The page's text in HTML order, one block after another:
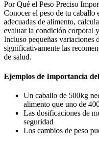
Por Qué el Peso Preciso
Conocer el peso de tu caballo
adecuadas de alimento,
evaluar la condición corporal
Incluso pequeñas variaciones
significativamente las
de salud.
Ejemplos de Importancia
Un caballo de 500kg
alimento que uno de
Las dosificaciones de
seguridad
Los cambios de peso